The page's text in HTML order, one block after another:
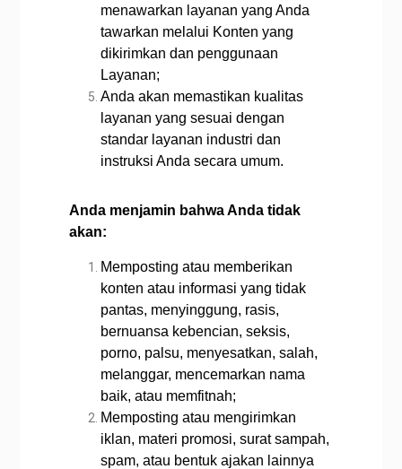
menawarkan layanan yang Anda
tawarkan melalui Konten yang
dikirimkan dan penggunaan
Layanan;
Anda akan memastikan kualitas
layanan yang sesuai dengan
standar layanan industri dan
instruksi Anda secara umum.
Anda menjamin bahwa Anda tidak
akan:
Memposting atau memberikan
konten atau informasi yang tidak
pantas, menyinggung, rasis,
bernuansa kebencian, seksis,
porno, palsu, menyesatkan, salah,
melanggar, mencemarkan nama
baik, atau memfitnah;
Memposting atau mengirimkan
iklan, materi promosi, surat sampah,
spam, atau bentuk ajakan lainnya